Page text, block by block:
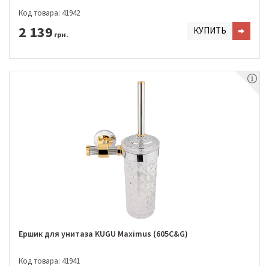
Код товара: 41942
2 139 грн. КУПИТЬ
Ершик для унитаза KUGU Maximus (605C&G)
Код товара: 41941